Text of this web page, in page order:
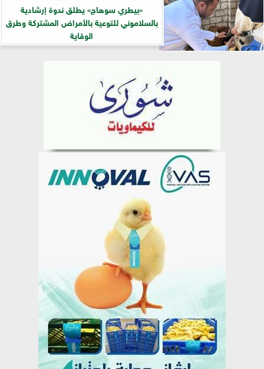
«بيطري سوهاج» يطلق ندوة إرشادية
بالسلاموني للتوعية بالأمراض المشتركة وطرق
الوقاية